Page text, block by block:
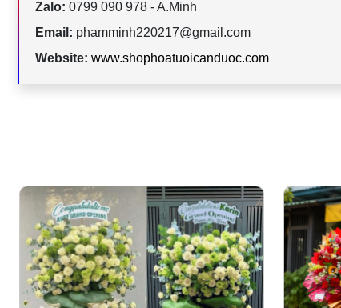
Zalo: 0799 090 978 - A.Minh
Email: phamminh220217@gmail.com
Website: www.shophoatuoicanduoc.com